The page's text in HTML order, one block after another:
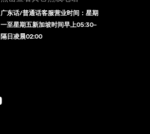
广东话/普通话客服营业时间：星期
一至星期五新加坡时间早上05:30–
隔日凌晨02:00